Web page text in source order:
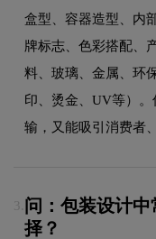
盒型、容器造型、内
牌标志、色彩搭配、
料、玻璃、金属、环
印、烫金、UV等）
输，又能吸引消费者
3. 问：包装设计
择？